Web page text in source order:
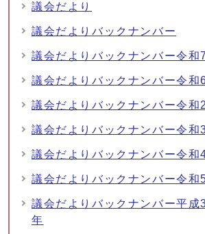
議会だより
議会だよりバックナンバー
議会だよりバックナンバー令和
議会だよりバックナンバー令和
議会だよりバックナンバー令和
議会だよりバックナンバー令和
議会だよりバックナンバー令和
議会だよりバックナンバー令和
議会だよりバックナンバー平成
年